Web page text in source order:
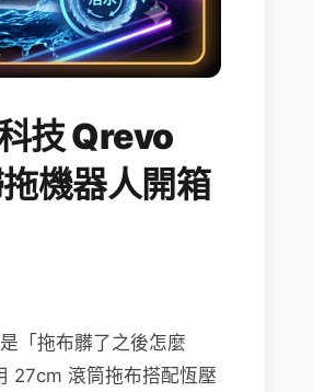
技 Qrevo
機器人開箱
「拖布髒了之後怎麼
27cm 滾筒拖布搭配恆壓